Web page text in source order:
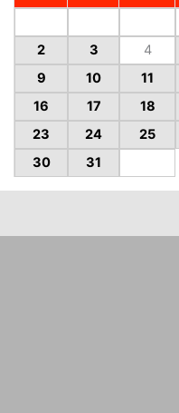
2
3 4
9
10 11
16
17 18
23
24 25
30
31